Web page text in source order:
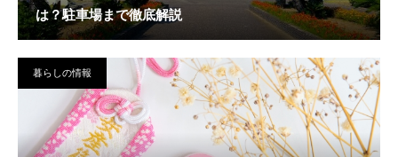
は？駐車場まで徹底解説
暮らしの情報